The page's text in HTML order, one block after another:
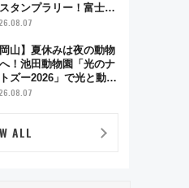
タンプラリー！富士急
ランド限定グルメ＆グ
岡山】夏休みは夜の動物
！池田動物園「光のナ
ズー2026」で光と動物
る特別な夜
ALL